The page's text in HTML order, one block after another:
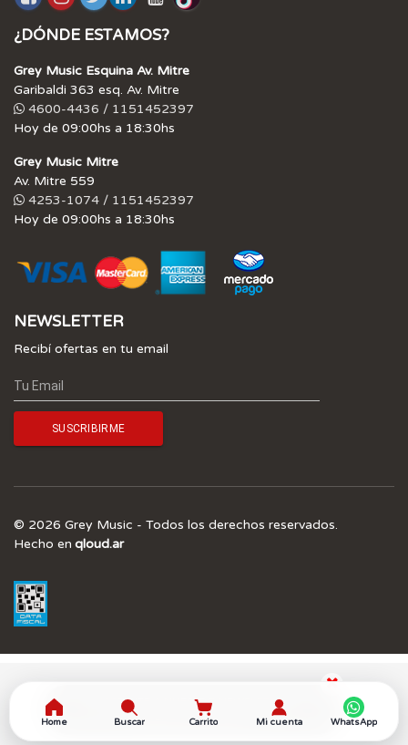
¿DÓNDE ESTAMOS?
Grey Music Esquina Av. Mitre
Garibaldi 363 esq. Av. Mitre
4600-4436 / 1151452397
Hoy de 09:00hs a 18:30hs
Grey Music Mitre
Av. Mitre 559
4253-1074 / 1151452397
Hoy de 09:00hs a 18:30hs
NEWSLETTER
Recibí ofertas en tu email
© 2026 Grey Music - Todos los derechos reservados.
Hecho en qloud.ar
Home Buscar Carrito Mi cuenta
¡SUSCRIBITE A NUESTRO NEWSLETTER Y
OBTENÉ UN 5.0% OFF!